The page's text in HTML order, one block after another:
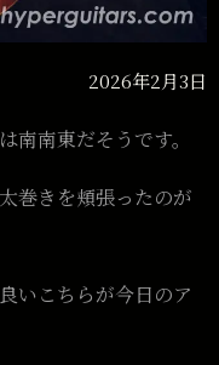
2026年2月3日
南南東だそうです。
巻きを頬張ったのが
いこちらが今日のア